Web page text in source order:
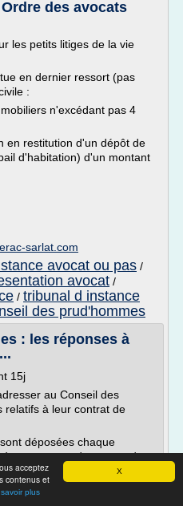
X
acceptez
contenus et
plus
des avocats
les petits litiges de la vie
en dernier ressort (pas
:
n'excédant pas 4
en restitution d'un dépôt de
d'habitation) d'un montant
sarlat.com
avocat ou pas /
avocat /
/ tribunal d instance
des prud'hommes
: les réponses à
15j
au Conseil des
relatifs à leur contrat de
déposées chaque
une rupture du contrat de
sur le fond donnent